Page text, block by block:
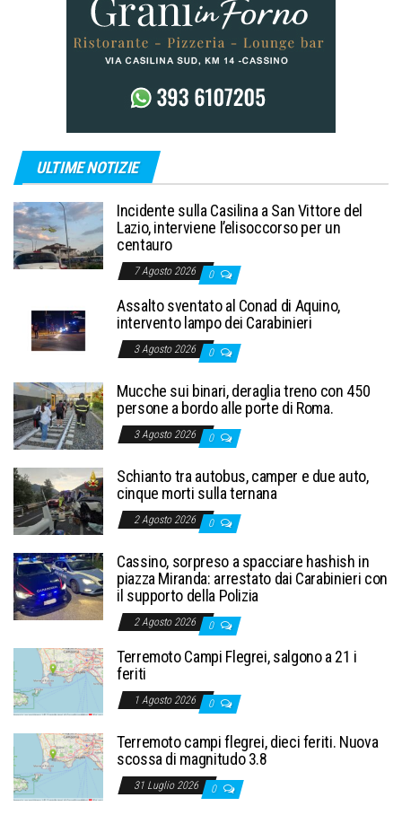
ULTIME NOTIZIE
Incidente sulla Casilina a San Vittore del
Lazio, interviene l’elisoccorso per un
centauro
7 Agosto 2026 0
Assalto sventato al Conad di Aquino,
intervento lampo dei Carabinieri
3 Agosto 2026 0
Mucche sui binari, deraglia treno con 450
persone a bordo alle porte di Roma.
3 Agosto 2026 0
Schianto tra autobus, camper e due auto,
cinque morti sulla ternana
2 Agosto 2026 0
Cassino, sorpreso a spacciare hashish in
piazza Miranda: arrestato dai Carabinieri con
il supporto della Polizia
2 Agosto 2026 0
Terremoto Campi Flegrei, salgono a 21 i
feriti
1 Agosto 2026 0
Terremoto campi flegrei, dieci feriti. Nuova
scossa di magnitudo 3.8
31 Luglio 2026 0